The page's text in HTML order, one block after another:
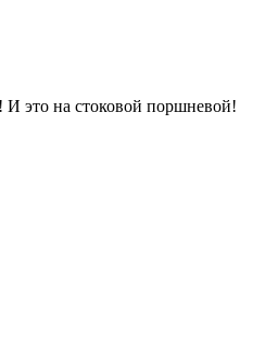
И это на стоковой поршневой!